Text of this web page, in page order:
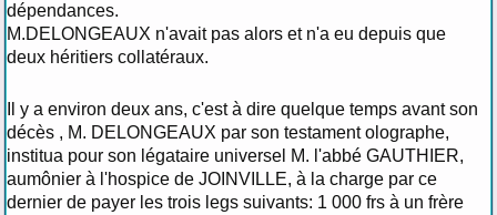
dépendances.
M.DELONGEAUX n'avait pas alors et n'a eu depuis que
deux héritiers collatéraux.
Il y a environ deux ans, c'est à dire quelque temps avant son
décès , M. DELONGEAUX par son testament olographe,
institua pour son légataire universel M. l'abbé GAUTHIER,
aumônier à l'hospice de JOINVILLE, à la charge par ce
dernier de payer les trois legs suivants: 1 000 frs à un frère